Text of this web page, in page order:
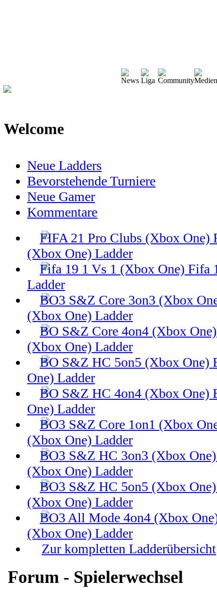
Welcome
Neue Ladders
Bevorstehende Turniere
Neue Gamer
Kommentare
(Xbox One) Ladder
Fifa
Ladder
(Xbox One) Ladder
(Xbox One) Ladder
One) Ladder
One) Ladder
(Xbox One) Ladder
(Xbox One) Ladder
(Xbox One) Ladder
(Xbox One) Ladder
Zur kompletten Ladderübersicht
Forum - Spielerwechsel